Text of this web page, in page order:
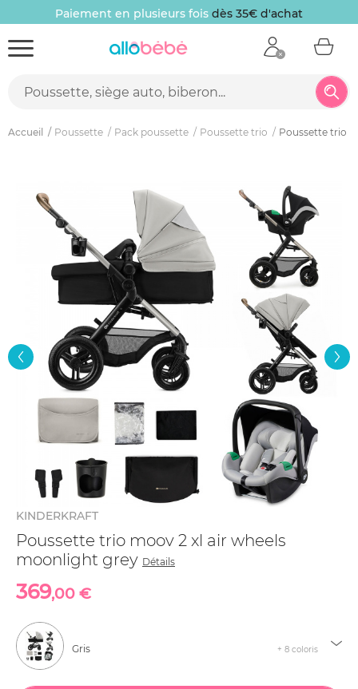
Paiement en plusieurs fois dès 35€ d'achat
Accueil Poussette Pack poussette Poussette trio Poussette trio
KINDERKRAFT
Poussette trio moov 2 xl air wheels
moonlight grey Détails
369,00 €
Gris + 8 coloris